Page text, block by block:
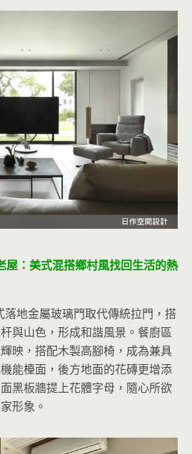
屋：美式混搭鄉村風找回生活的熱
落地金屬玻璃門取代傳統拉門，搭
與山色，形成和諧風景。餐廚區
映，搭配木製高腳椅，成為兼具
能檯面，後方地面的花磚更增添
黑板牆提上花體字母，隨心所欲
形象。